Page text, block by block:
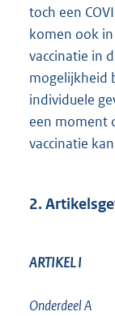
toch een
komen ook
vaccinatie in
mogelijkheid
individuele
een moment
vaccinatie
2.
ARTIKEL I
Onderdeel A